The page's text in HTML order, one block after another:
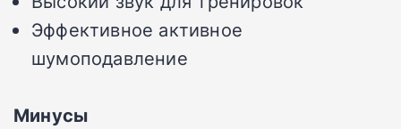
Эффективное активное
шумоподавление
Минусы